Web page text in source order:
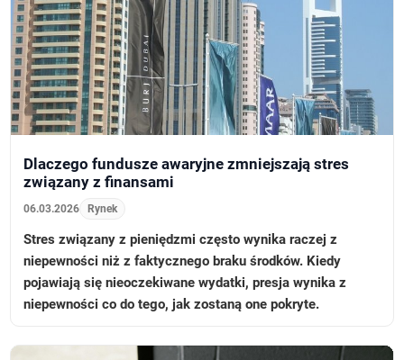
Dlaczego fundusze awaryjne zmniejszają stres
związany z finansami
06.03.2026 Rynek
Stres związany z pieniędzmi często wynika raczej z
niepewności niż z faktycznego braku środków. Kiedy
pojawiają się nieoczekiwane wydatki, presja wynika z
niepewności co do tego, jak zostaną one pokryte.